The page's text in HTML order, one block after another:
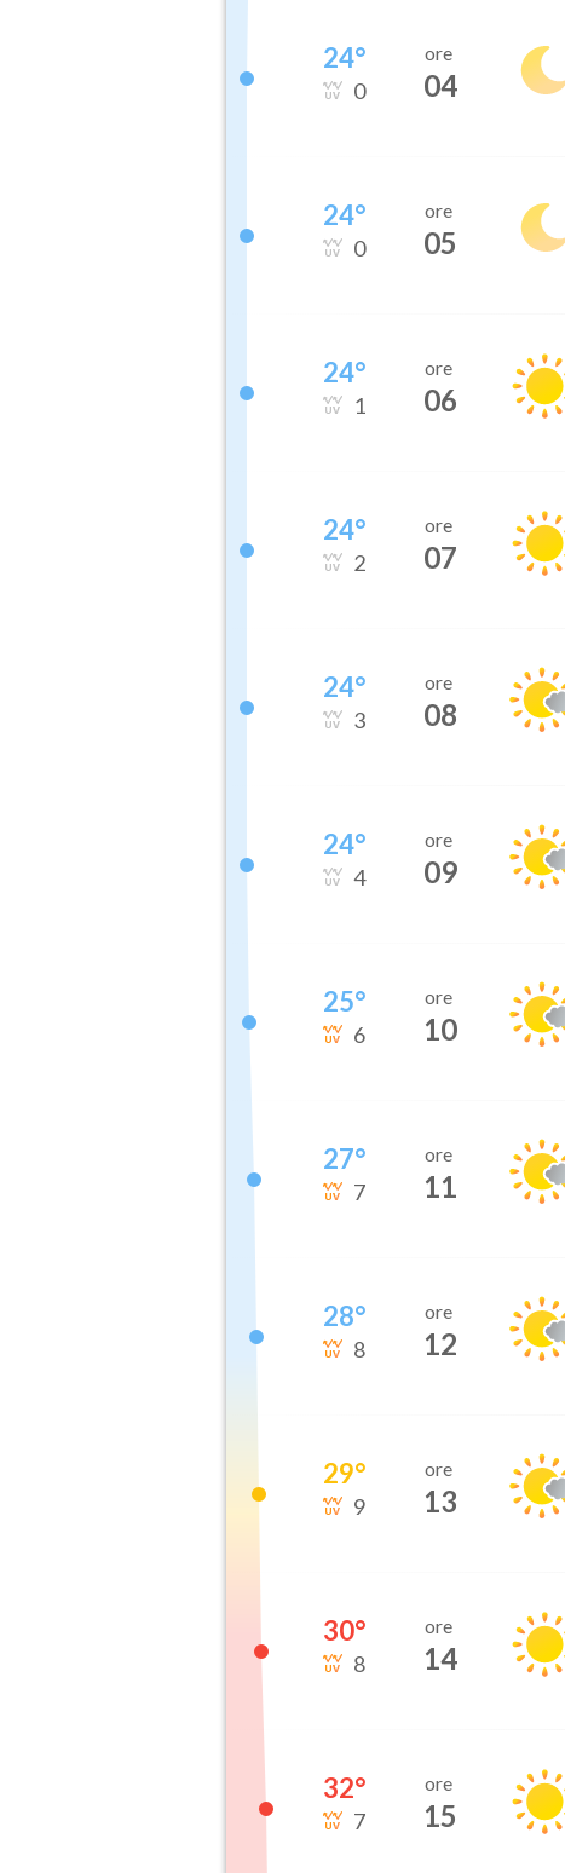
24°
0
ore
04
24°
0
ore
05
24°
1
ore
06
24°
2
ore
07
24°
3
ore
08
24°
4
ore
09
25°
6
ore
10
27°
7
ore
11
28°
8
ore
12
29°
9
ore
13
30°
8
ore
14
32°
7
ore
15